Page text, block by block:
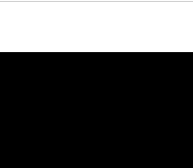
結靈界，可能反被外靈控制。